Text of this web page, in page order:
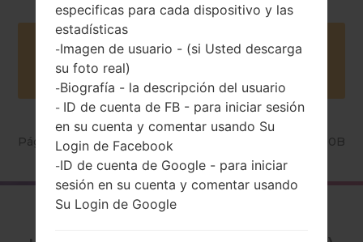
Buy accessories on Amazon
Página principal →Serie → LGVC110B
El resumen
especificas para cada dispositivo y las
estadísticas
-Imagen de usuario - (si Usted descarga
su foto real)
-Biografía - la descripción del usuario
- ID de cuenta de FB - para iniciar sesión
en su cuenta y comentar usando Su
Login de Facebook
-ID de cuenta de Google - para iniciar
sesión en su cuenta y comentar usando
Su Login de Google